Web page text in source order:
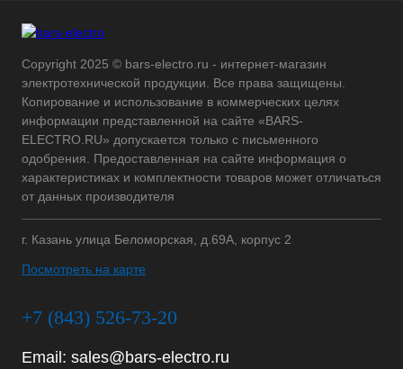
Copyright 2025 © bars-electro.ru - интернет-магазин
электротехнической продукции. Все права защищены.
Копирование и использование в коммерческих целях
информации представленной на сайте «BARS-
ELECTRO.RU» допускается только с письменного
одобрения. Предоставленная на сайте информация о
характеристиках и комплектности товаров может отличаться
от данных производителя
г. Казань улица Беломорская, д.69А, корпус 2
Посмотреть на карте
+7 (843) 526-73-20
Email: sales@bars-electro.ru